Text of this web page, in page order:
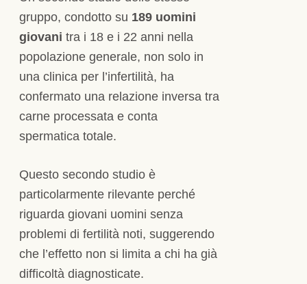
gruppo, condotto su 189 uomini
giovani tra i 18 e i 22 anni nella
popolazione generale, non solo in
una clinica per l’infertilità, ha
confermato una relazione inversa tra
carne processata e conta
spermatica totale.
Questo secondo studio è
particolarmente rilevante perché
riguarda giovani uomini senza
problemi di fertilità noti, suggerendo
che l’effetto non si limita a chi ha già
difficoltà diagnosticate.